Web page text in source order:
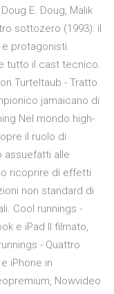
E. Doug, Malik
sottozero (1993): il
protagonisti.
tutto il cast tecnico.
Turteltaub - Tratto
jamaicano di
Nel mondo high-
il ruolo di
assuefatti alle
ricoprire di effetti
non standard di
Cool runnings -
e iPad Il filmato,
- Quattro
iPhone in
Nowvideo